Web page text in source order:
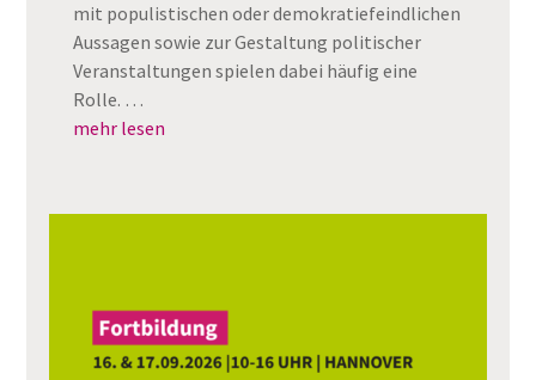
mit populistischen oder demokratiefeindlichen
Aussagen sowie zur Gestaltung politischer
Veranstaltungen spielen dabei häufig eine
Rolle. …
mehr lesen